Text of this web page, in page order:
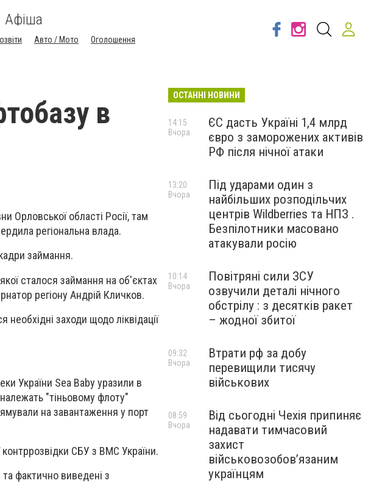
Афіша
Авто / Мото Оголошення
в
Орловської області Росії, там
регіональна влада.
займання.
сталося займання на об'єктах
регіону Андрій Кличков.
заходи щодо ліквідації
України Sea Baby уразили в
"тіньовому флоту"
на завантаження у порт
контррозвідки СБУ з ВМС України.
фактично виведені з
ОСТАННІ НОВИНИ
ЄС дасть Україні 1,4 млрд
євро з заморожених активів
РФ після нічної атаки
14:15
Вчора
Під ударами один з
найбільших розподільчих
центрів Wildberries та НПЗ .
Безпілотники масовано
атакували росію
13:20
Вчора
Повітряні сили ЗСУ
озвучили деталі нічного
обстрілу : з десятків ракет
– жодної збитої
10:14
Вчора
Втрати рф за добу
перевищили тисячу
військових
09:32
Вчора
Від сьогодні Чехія припиняє
надавати тимчасовий
захист
військовозобов’язаним
українцям
08:59
Вчора